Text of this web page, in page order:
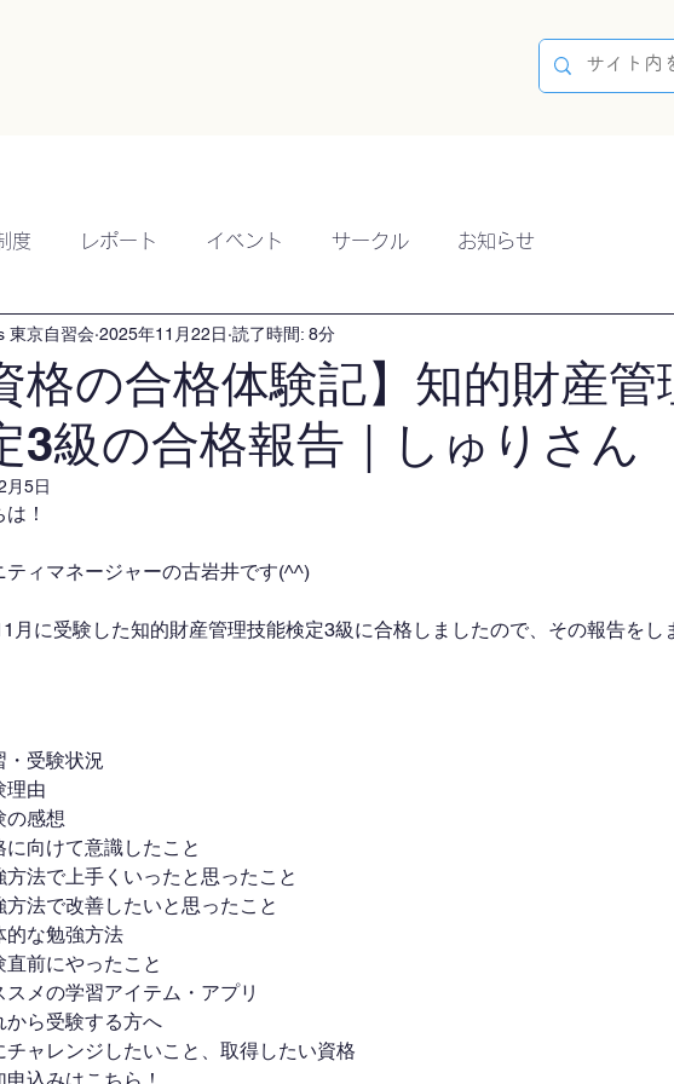
度 レポート イベント サークル お知らせ
格の合格体験記】知的財産
3級の合格報告｜しゅりさん
東京自習会 2025年11月22日 読了時間: 8分
月5日
！
ティマネージャーの古岩井です(^^)
月に受験した知的財産管理技能検定3級に合格しましたので、その報告をし
・受験状況
理由
の感想
に向けて意識したこと
方法で上手くいったと思ったこと
方法で改善したいと思ったこと
的な勉強方法
直前にやったこと
スメの学習アイテム・アプリ
から受験する方へ
チャレンジしたいこと、取得したい資格